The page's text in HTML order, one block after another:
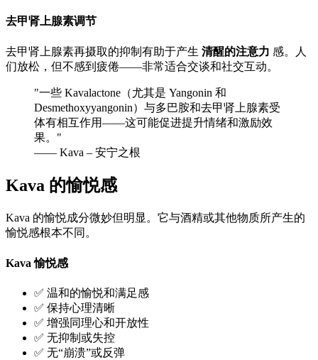
去甲肾上腺素调节
去甲肾上腺素再摄取的抑制有助于产生 清醒的注意力 感。人
们放松，但不感到疲倦——非常适合交谈和社交互动。
"一些 Kavalactone（尤其是 Yangonin 和
Desmethoxyyangonin）与多巴胺和去甲肾上腺素受
体有相互作用——这可能促进提升情绪和激励效
果。 "
—— Kava – 安宁之根
Kava 的愉悦感
Kava 的愉悦成分微妙但明显。它与酒精或其他物质所产生的
愉悦感根本不同。
Kava 愉悦感
✅ 温和的愉悦和满足感
✅ 保持心理清晰
✅ 增强同理心和开放性
✅ 无抑制或失控
✅ 无“崩溃”或反弹